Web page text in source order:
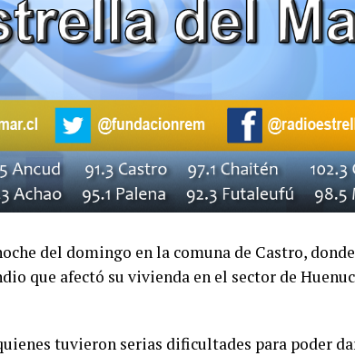
del domingo en la comuna de Castro,
que afectó su vivienda en el sector de
tuvieron serias dificultades para poder